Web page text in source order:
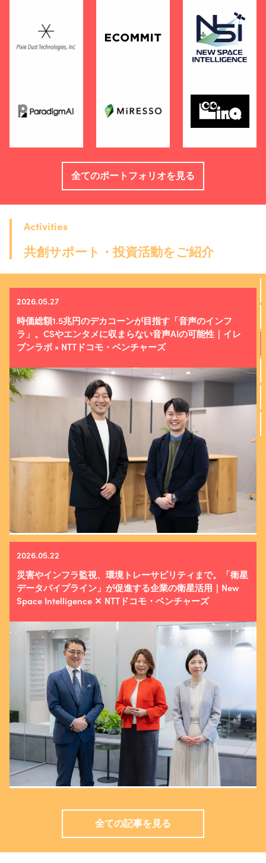
全てのポートフォリオを見る
Activities
共創サポート・投資活動をご紹介
2026.05.27
時価総額1.5兆円のデカコーンが目指す「音声のインフ
ラ」。CSやエンタメに収まらない音声AIの可能性｜イレ
ブンラボ × NTTドコモ・ベンチャーズ
2026.05.22
災害やインフラ監視、環境トレーサビリティまで。「衛星
データパイプライン」が促進する企業の衛星活用｜New
Space Intelligence ✕ NTTドコモ・ベンチャーズ
全ての記事を見る